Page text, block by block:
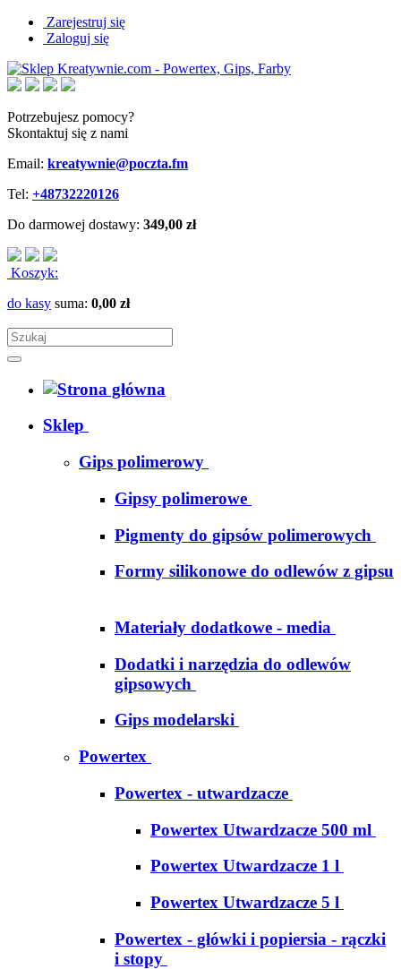
Zarejestruj się
Zaloguj się
Potrzebujesz pomocy?
Skontaktuj się z nami
Email: kreatywnie@poczta.fm
Tel: +48732220126
Do darmowej dostawy: 349,00 zł
Koszyk:
do kasy suma: 0,00 zł
Sklep
Gips polimerowy
Gipsy polimerowe
Pigmenty do gipsów polimerowych
Formy silikonowe do odlewów z gipsu
Materiały dodatkowe - media
Dodatki i narzędzia do odlewów
gipsowych
Gips modelarski
Powertex
Powertex - utwardzacze
Powertex Utwardzacze 500 ml
Powertex Utwardzacze 1 l
Powertex Utwardzacze 5 l
Powertex - główki i popiersia - rączki
i stopy